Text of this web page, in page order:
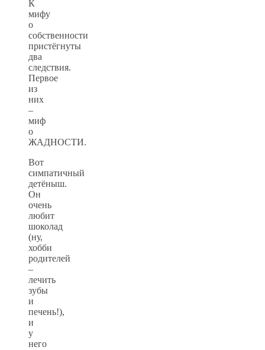
К
мифу
о
собственности
пристёгнуты
два
следствия.
Первое
из
них
–
миф
о
ЖАДНОСТИ.
Вот
симпатичный
детёныш.
Он
очень
любит
шоколад
(ну,
хобби
родителей
–
лечить
зубы
и
печень!),
и
у
него